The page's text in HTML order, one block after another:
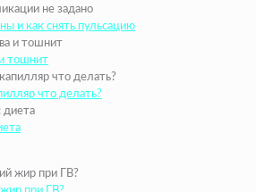
и как снять пульсацию
тошнит
что делать?